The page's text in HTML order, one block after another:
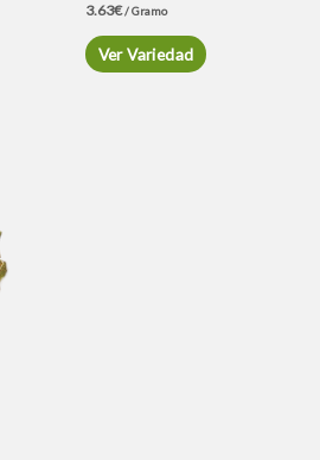
3.63€/ Gramo
Ver Variedad